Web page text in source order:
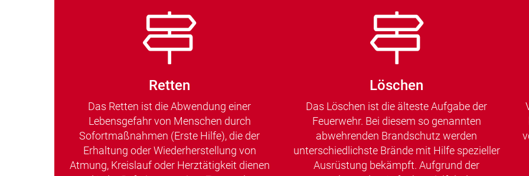
Retten
Das Retten ist die Abwendung einer
Lebensgefahr von Menschen durch
Sofortmaßnahmen (Erste Hilfe), die der
Erhaltung oder Wiederherstellung von
Atmung, Kreislauf oder Herztätigkeit dienen
Löschen
Das Löschen ist die älteste Aufgabe der
Feuerwehr. Bei diesem so genannten
abwehrenden Brandschutz werden
unterschiedlichste Brände mit Hilfe spezieller
Ausrüstung bekämpft. Aufgrund der